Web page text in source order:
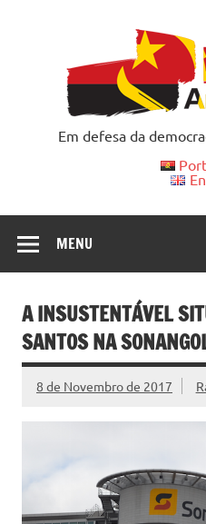
Em defesa da
MENU
A INSUSTENTÁVEL
SANTOS NA
8 de Novembro de 2017